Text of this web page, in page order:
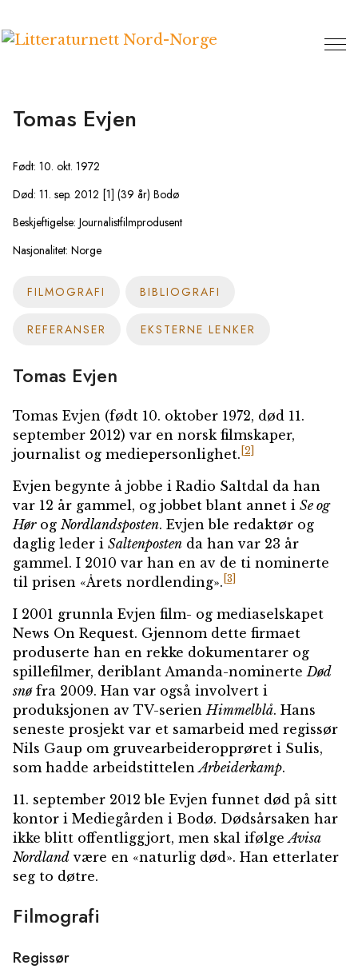
til
Tomas Evjen
Født: 10. okt. 1972
Død: 11. sep. 2012 [1] (39 år) Bodø
Beskjeftigelse: Journalistfilmprodusent
Nasjonalitet: Norge
FILMOGRAFI BIBLIOGRAFI
REFERANSER EKSTERNE LENKER
Tomas Evjen
Tomas Evjen (født 10. oktober 1972, død 11.
september 2012) var en norsk filmskaper,
journalist og mediepersonlighet. [2]
Evjen begynte å jobbe i Radio Saltdal da han
var 12 år gammel, og jobbet blant annet i Se og
Hørog Nordlandsposten. Evjen ble redaktør og
daglig leder i Saltenposten da han var 23 år
gammel. I 2010 var han en av de ti nominerte
til prisen «Årets nordlending». [3]
I 2001 grunnla Evjen film- og mediaselskapet
News On Request. Gjennom dette firmaet
produserte han en rekke dokumentarer og
spillefilmer, deriblant Amanda-nominerte Død
snøfra 2009. Han var også involvert i
produksjonen av TV-serien Himmelblå. Hans
seneste prosjekt var et samarbeid med regissør
Nils Gaup om gruvearbeideropprøret i Sulis,
som hadde arbeidstittelenArbeiderkamp.
11. september 2012 ble Evjen funnet død på sitt
kontor i Mediegården i Bodø. Dødsårsaken har
ikke blitt offentliggjort, men skal ifølgeAvisa
Nordland være en «naturlig død». Han etterlater
seg to døtre.
Filmografi
Regissør